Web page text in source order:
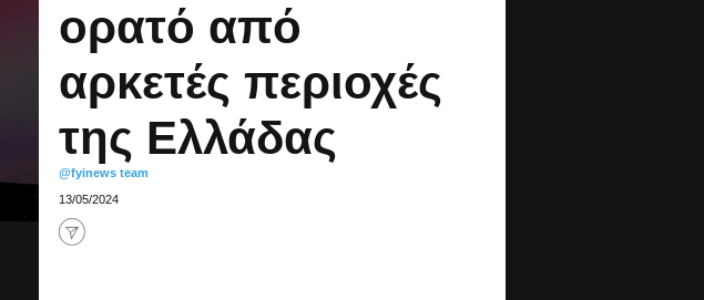
ορατό από
αρκετές περιοχές
της Ελλάδας
@fyinews team
13/05/2024